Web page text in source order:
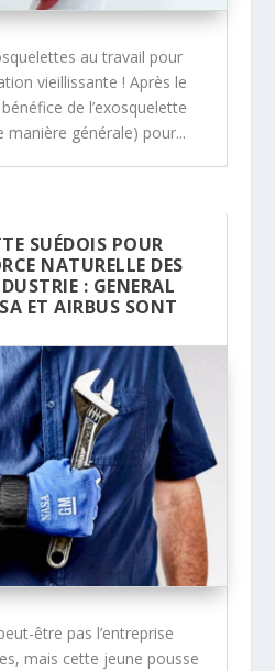
au travail pour
vieillissante ! Après le
de l’exosquelette
générale) pour...
SUÉDOIS POUR
NATURELLE DES
: GENERAL
ET AIRBUS SONT
être pas l’entreprise
mais cette jeune pousse